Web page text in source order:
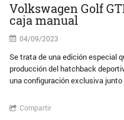
Volkswagen Golf
caja manual
04/09/2023
Se trata de una edición especial
producción del hatchback
una configuración exclusiva
Compartir